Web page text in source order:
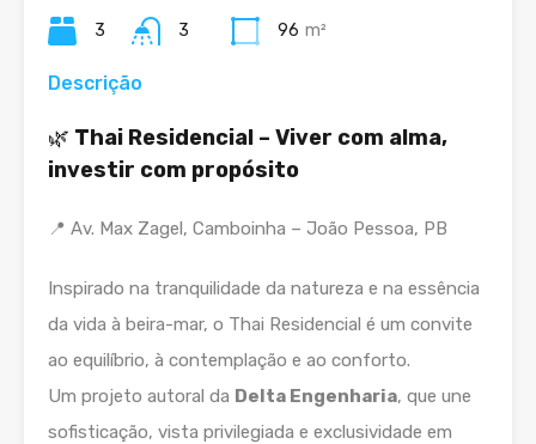
3 3 96 m²
Descrição
🌿 Thai Residencial – Viver com alma,
investir com propósito
📍 Av. Max Zagel, Camboinha – João Pessoa, PB
Inspirado na tranquilidade da natureza e na essência
da vida à beira-mar, o Thai Residencial é um convite
ao equilíbrio, à contemplação e ao conforto.
Um projeto autoral da Delta Engenharia, que une
sofisticação, vista privilegiada e exclusividade em